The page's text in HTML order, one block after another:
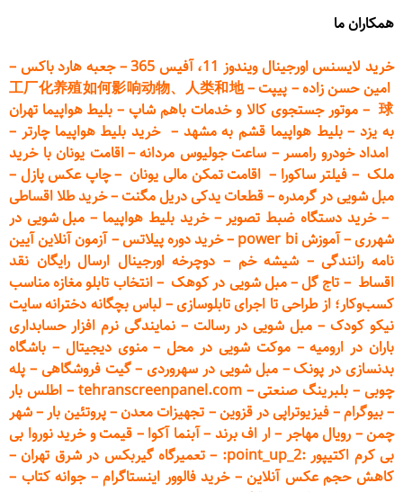
همکاران ما
خرید لایسنس اورجینال ویندوز 11، آفیس 365
–جعبه هارد باکس –
امین حسن زاده– پیپت–
工厂化养殖如何影响动物、人类和地
球
– موتور جستجوی کالا و خدمات باهم شاپ– بلیط هواپیما تهران
به یزد–بلیط هواپیما قشم به مشهد –خرید بلیط هواپیما چارتر –
امداد خودرو رامسر– ساعت جولیوس مردانه–اقامت یونان با خرید
ملک – فیلتر ساکورا – اقامت تمکن مالی یونان –چاپ عکس پازل –
مبل شویی در گرمدره–قطعاتیدکی دریل مگنت–خرید طلا اقساطی
–خرید دستگاه ضبط تصویر–خرید بلیط هواپیما –مبل شویی در
شهرری–آموزش power bi –خرید دورهپیلاتس–آزمون آنلاین آیین
نامه رانندگی– شیشه خم – دوچرخه اورجینال ارسال رایگان نقد
اقساط – تاج گل–مبل شویی در کوهک–انتخاب تابلو مغازه مناسب
کسب‌وکار؛ از طراحی تا اجرای تابلوسازی– لباس بچگانه دخترانه سایت
نیکو کودک – مبل شویی در رسالت – نمایندگی نرم افزار حسابداری
باران در ارومیه–موکت شویی در محل–منوی دیجیتال – باشگاه
بدنسازی در پونک–مبل شویی در سهروردی–گیت فروشگاهی – پله
چوبی – بلبرینگ صنعتی–
tehranscreenpanel.com
–اطلس بار
–بیوگرام–فیزیوتراپی در قزوین– تجهیزات معدن–پروتئین بار–شهر
چمن– رویال مهاجر –ار اف برند –آبنما آکوا – قیمت و خرید نوروا بی
بی کرم اکتیپور :point_up_2:
– تعمیرگاه گیربکس در شرق تهران–
کاهش حجم عکس آنلاین–خرید فالوور اینستاگرام–جوانه کتاب –